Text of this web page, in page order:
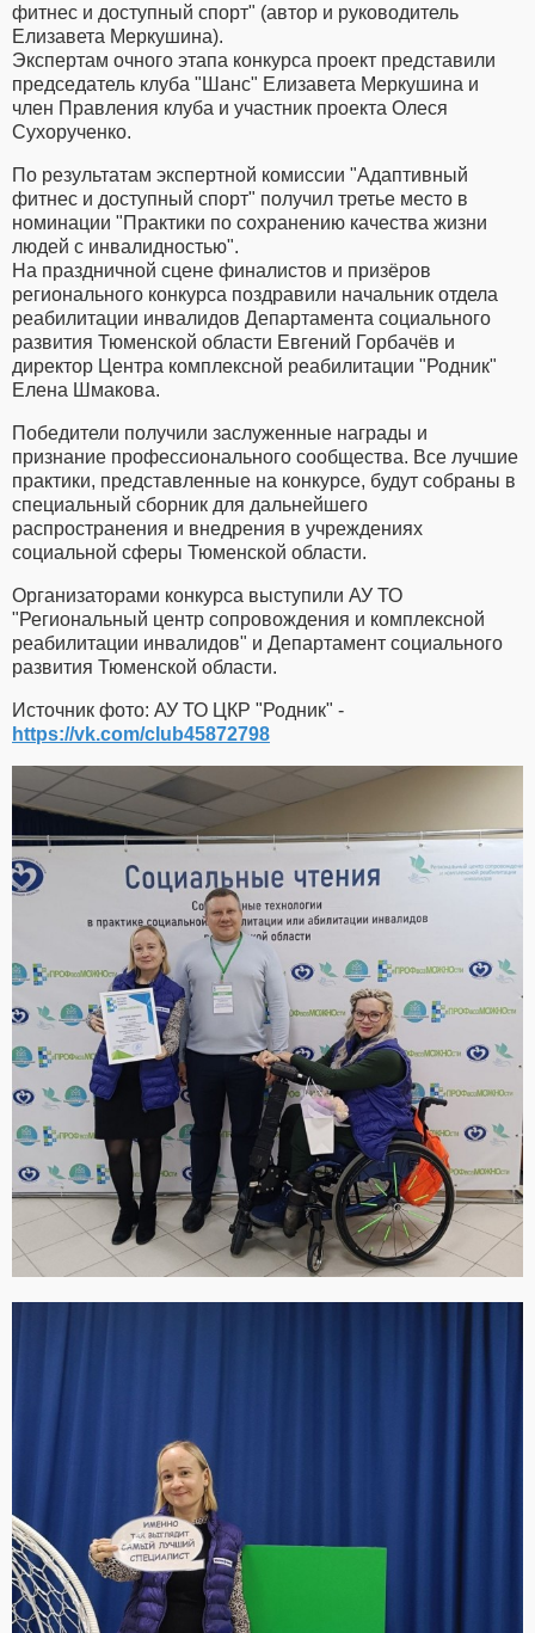
фитнес и доступный спорт" (автор и руководитель
Елизавета Меркушина).
Экспертам очного этапа конкурса проект представили
председатель клуба "Шанс" Елизавета Меркушина и
член Правления клуба и участник проекта Олеся
Сухорученко.
По результатам экспертной комиссии "Адаптивный
фитнес и доступный спорт" получил третье место в
номинации "Практики по сохранению качества жизни
людей с инвалидностью".
На праздничной сцене финалистов и призёров
регионального конкурса поздравили начальник отдела
реабилитации инвалидов Департамента социального
развития Тюменской области Евгений Горбачёв и
директор Центра комплексной реабилитации "Родник"
Елена Шмакова.
Победители получили заслуженные награды и
признание профессионального сообщества. Все лучшие
практики, представленные на конкурсе, будут собраны в
специальный сборник для дальнейшего
распространения и внедрения в учреждениях
социальной сферы Тюменской области.
Организаторами конкурса выступили АУ ТО
"Региональный центр сопровождения и комплексной
реабилитации инвалидов" и Департамент социального
развития Тюменской области.
Источник фото: АУ ТО ЦКР "Родник" -
https://vk.com/club45872798